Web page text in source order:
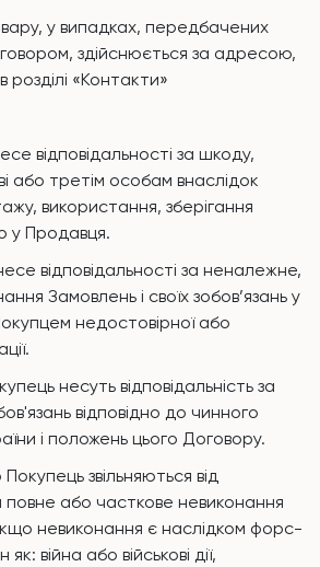
у випадках, передбачених
здійснюється за адресою,
розділі «Контакти»
відповідальності за шкоду,
або третім особам внаслідок
використання, зберігання
у Продавця.
відповідальності за неналежне,
Замовлень і своїх зобов’язань у
недостовірної або
несуть відповідальність за
відповідно до чинного
і положень цього Договору.
звільняються від
повне або часткове невиконання
невиконання є наслідком форс-
війна або військові дії,